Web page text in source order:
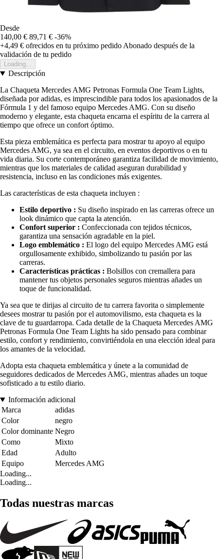
Desde
140,00 € 89,71 € -36%
+4,49 € ofrecidos en tu próximo pedido Abonado después de la
validación de tu pedido
Loading...
Descripción
La Chaqueta Mercedes AMG Petronas Formula One Team Lights,
diseñada por adidas, es imprescindible para todos los apasionados de la
Fórmula 1 y del famoso equipo Mercedes AMG. Con su diseño
moderno y elegante, esta chaqueta encarna el espíritu de la carrera al
tiempo que ofrece un confort óptimo.
Esta pieza emblemática es perfecta para mostrar tu apoyo al equipo
Mercedes AMG, ya sea en el circuito, en eventos deportivos o en tu
vida diaria. Su corte contemporáneo garantiza facilidad de movimiento,
mientras que los materiales de calidad aseguran durabilidad y
resistencia, incluso en las condiciones más exigentes.
Las características de esta chaqueta incluyen :
Estilo deportivo : Su diseño inspirado en las carreras ofrece un
look dinámico que capta la atención.
Confort superior : Confeccionada con tejidos técnicos,
garantiza una sensación agradable en la piel.
Logo emblemático : El logo del equipo Mercedes AMG está
orgullosamente exhibido, simbolizando tu pasión por las
carreras.
Características prácticas : Bolsillos con cremallera para
mantener tus objetos personales seguros mientras añades un
toque de funcionalidad.
Ya sea que te dirijas al circuito de tu carrera favorita o simplemente
desees mostrar tu pasión por el automovilismo, esta chaqueta es la
clave de tu guardarropa. Cada detalle de la Chaqueta Mercedes AMG
Petronas Formula One Team Lights ha sido pensado para combinar
estilo, confort y rendimiento, convirtiéndola en una elección ideal para
los amantes de la velocidad.
Adopta esta chaqueta emblemática y únete a la comunidad de
seguidores dedicados de Mercedes AMG, mientras añades un toque
sofisticado a tu estilo diario.
Información adicional
Marca
adidas
Color
negro
Color dominante Negro
Como
Mixto
Edad
Adulto
Equipo
Mercedes AMG
Loading...
Loading...
Todas nuestras marcas